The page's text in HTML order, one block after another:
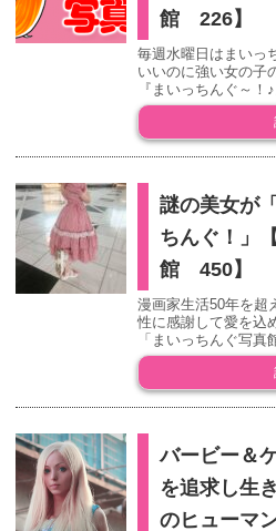
館 226】
毎週水曜日はまいっ
いいのに強い女の子
『まいっちんぐ～！♪
謎の美女が
ちんぐ！」
館 450】
漫画家生活50年を超
性に感謝して愛を込
「まいっちんぐ写
バービー＆
を追求し生
のヒューマ